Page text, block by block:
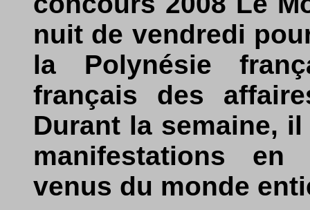
nuit de vendredi
la Polynésie
français des
Durant la semaine,
manifestations en
venus du monde